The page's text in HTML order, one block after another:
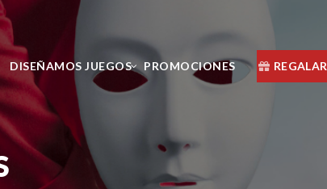
DISEÑAMOS JUEGOS PROMOCIONES REGALAR